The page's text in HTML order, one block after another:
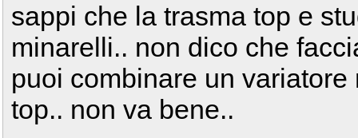
sappi che la trasma top e
minarelli.. non dico che
puoi combinare un
top.. non va bene..